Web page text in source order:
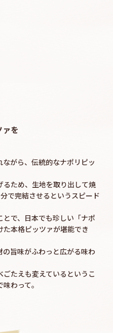
を
がら、伝統的なナポリピッ
ため、生地を取り出して焼
で完結させるというスピード
で、日本でも珍しい「ナポ
た本格ピッツァが堪能でき
旨味がふわっと広がる味わ
たえも変えているというこ
わって。